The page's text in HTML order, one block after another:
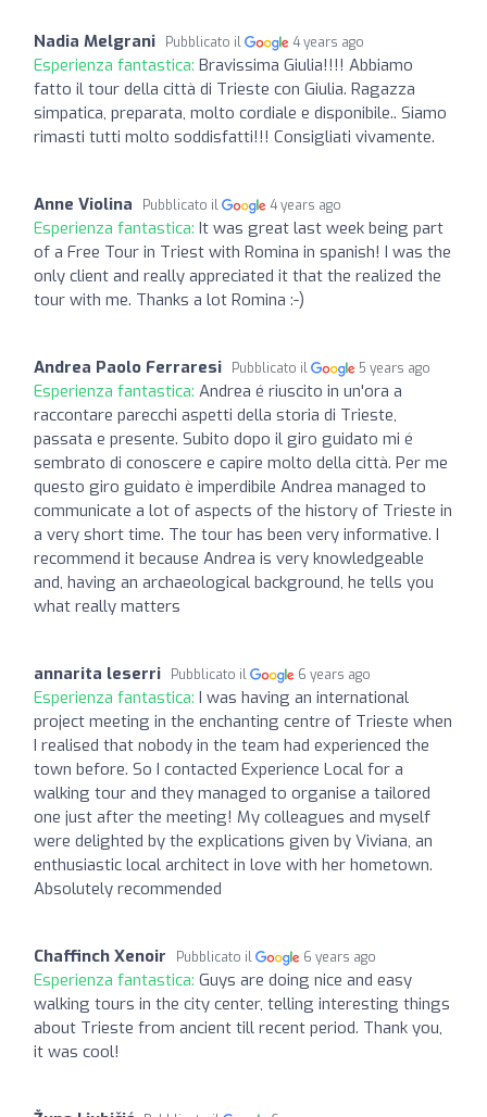
Nadia Melgrani Pubblicato il 4 years ago
Esperienza fantastica: Bravissima Giulia!!!! Abbiamo
fatto il tour della città di Trieste con Giulia. Ragazza
simpatica, preparata, molto cordiale e disponibile.. Siamo
rimasti tutti molto soddisfatti!!! Consigliati vivamente.
Anne Violina Pubblicato il 4 years ago
Esperienza fantastica: It was great last week being part
of a Free Tour in Triest with Romina in spanish! I was the
only client and really appreciated it that the realized the
tour with me. Thanks a lot Romina :-)
Andrea Paolo Ferraresi Pubblicato il 5 years ago
Esperienza fantastica: Andrea é riuscito in un'ora a
raccontare parecchi aspetti della storia di Trieste,
passata e presente. Subito dopo il giro guidato mi é
sembrato di conoscere e capire molto della città. Per me
questo giro guidato è imperdibile Andrea managed to
communicate a lot of aspects of the history of Trieste in
a very short time. The tour has been very informative. I
recommend it because Andrea is very knowledgeable
and, having an archaeological background, he tells you
what really matters
annarita leserri Pubblicato il 6 years ago
Esperienza fantastica: I was having an international
project meeting in the enchanting centre of Trieste when
I realised that nobody in the team had experienced the
town before. So I contacted Experience Local for a
walking tour and they managed to organise a tailored
one just after the meeting! My colleagues and myself
were delighted by the explications given by Viviana, an
enthusiastic local architect in love with her hometown.
Absolutely recommended
Chaffinch Xenoir Pubblicato il 6 years ago
Esperienza fantastica: Guys are doing nice and easy
walking tours in the city center, telling interesting things
about Trieste from ancient till recent period. Thank you,
it was cool!